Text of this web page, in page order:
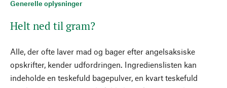
Generelle oplysninger
Helt ned til gram?
Alle, der ofte laver mad og bager efter angelsaksiske
opskrifter, kender udfordringen. Ingredienslisten kan
indeholde en teskefuld bagepulver, en kvart teskefuld